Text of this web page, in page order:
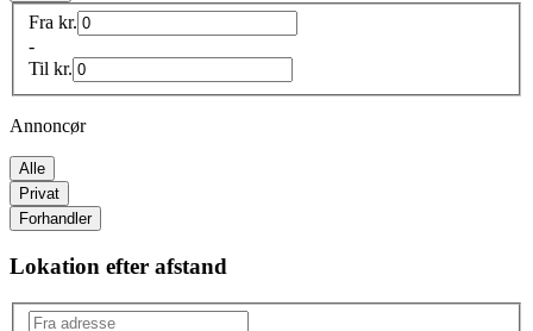
Fra kr.
-
Til kr.
Annoncør
Alle
Privat
Forhandler
Lokation efter afstand